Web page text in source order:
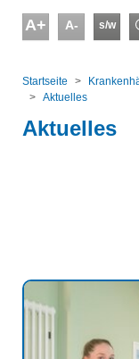
A+ A- s/w
Startseite
Aktuelles
Aktuelles